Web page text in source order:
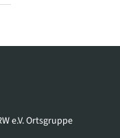
e.V. Ortsgruppe